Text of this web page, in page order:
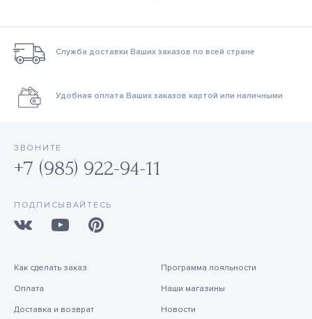
Служба доставки Ваших заказов по всей стране
Удобная оплата Ваших заказов картой или наличными
ЗВОНИТЕ
+7 (985) 922-94-11
ПОДПИСЫВАЙТЕСЬ
Как сделать заказ
Оплата
Доставка и возврат
Программа лояльности
Наши магазины
Новости